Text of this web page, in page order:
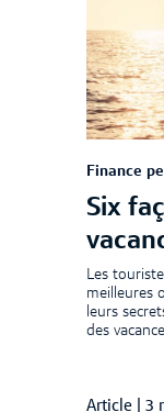
Finance
Six
Les
meilleures
leurs
des
Article 3